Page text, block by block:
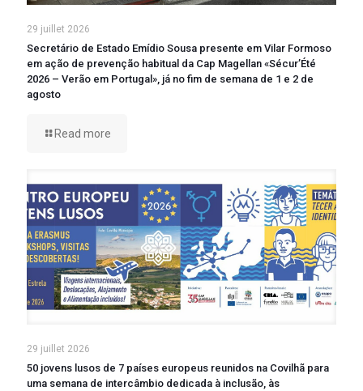
29 juillet 2026
Secretário de Estado Emídio Sousa presente em Vilar Formoso
em ação de prevenção habitual da Cap Magellan «Sécur’Été
2026 – Verão em Portugal», já no fim de semana de 1 e 2 de
agosto
Read more
29 juillet 2026
50 jovens lusos de 7 países europeus reunidos na Covilhã para
uma semana de intercâmbio dedicada à inclusão, às